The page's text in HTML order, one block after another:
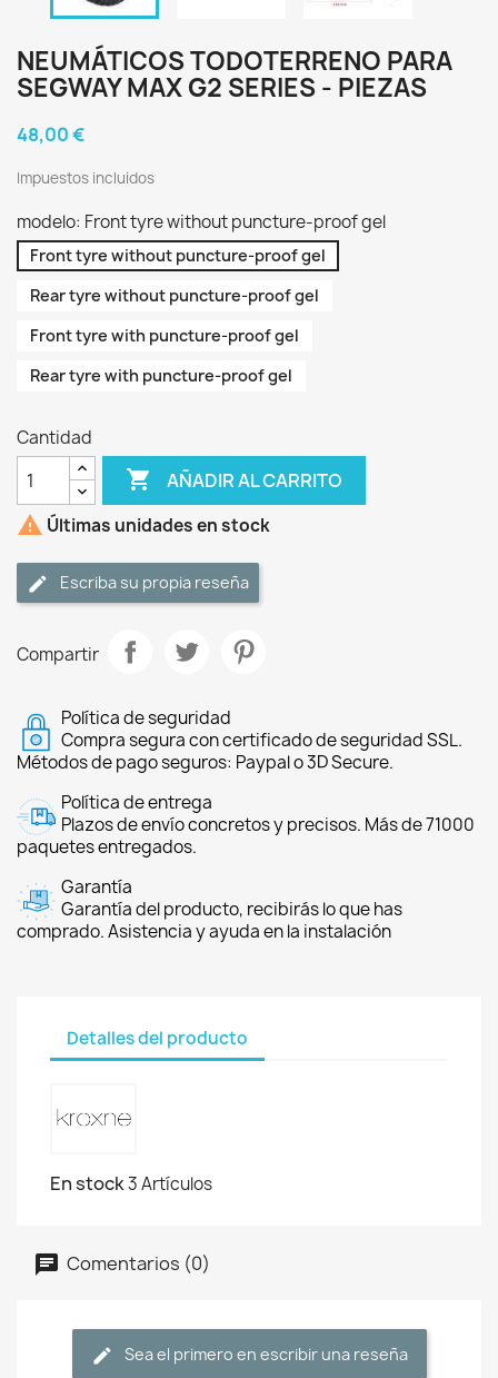
NEUMÁTICOS TODOTERRENO PARA
SEGWAY MAX G2 SERIES - PIEZAS
48,00 €
Impuestos incluidos
modelo: Front tyre without puncture-proof gel
Front tyre without puncture-proof gel
Rear tyre without puncture-proof gel
Front tyre with puncture-proof gel
Rear tyre with puncture-proof gel
Cantidad
 AÑADIR AL CARRITO
 Últimas unidades en stock
Escriba su propia reseña
Compartir
Política de seguridad
Compra segura con certificado de seguridad SSL.
Métodos de pago seguros: Paypal o 3D Secure.
Política de entrega
Plazos de envío concretos y precisos. Más de 71000
paquetes entregados.
Garantía
Garantía del producto, recibirás lo que has
comprado. Asistencia y ayuda en la instalación
Detalles del producto
En stock3 Artículos
Comentarios (0)
Sea el primero en escribir una reseña